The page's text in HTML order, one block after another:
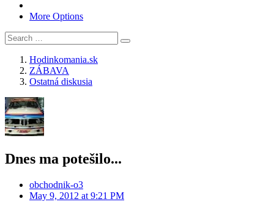
More Options
Hodinkomania.sk
ZÁBAVA
Ostatná diskusia
Dnes ma potešilo...
obchodnik-o3
May 9, 2012 at 9:21 PM